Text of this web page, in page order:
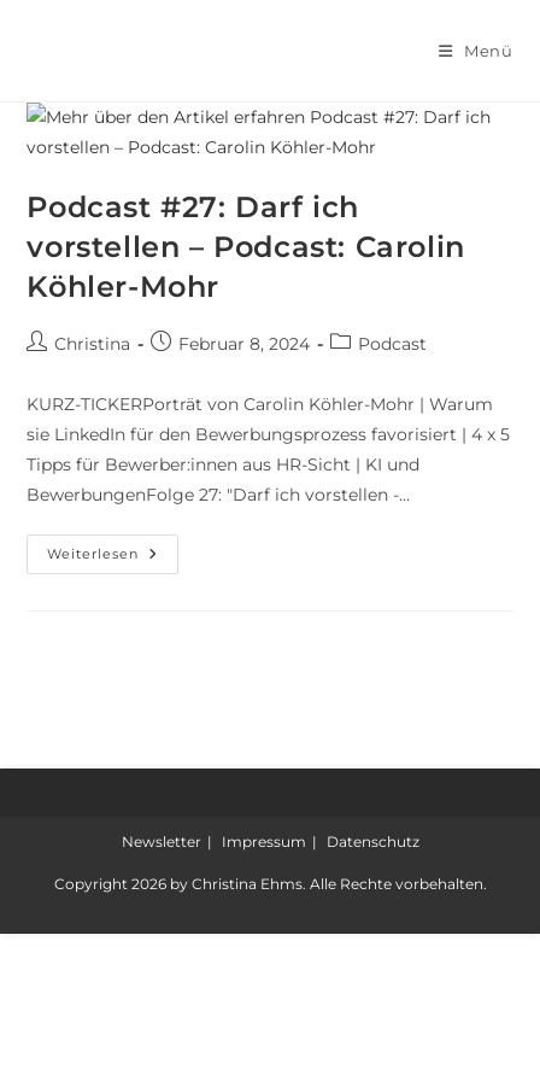
Menü
Podcast #27: Darf ich
vorstellen – Podcast: Carolin
Köhler-Mohr
Christina Februar 8, 2024 Podcast
KURZ-TICKERPorträt von Carolin Köhler-Mohr | Warum
sie LinkedIn für den Bewerbungsprozess favorisiert | 4 x 5
Tipps für Bewerber:innen aus HR-Sicht | KI und
BewerbungenFolge 27: "Darf ich vorstellen -…
Weiterlesen
Newsletter Impressum Datenschutz
Copyright 2026 by Christina Ehms. Alle Rechte vorbehalten.